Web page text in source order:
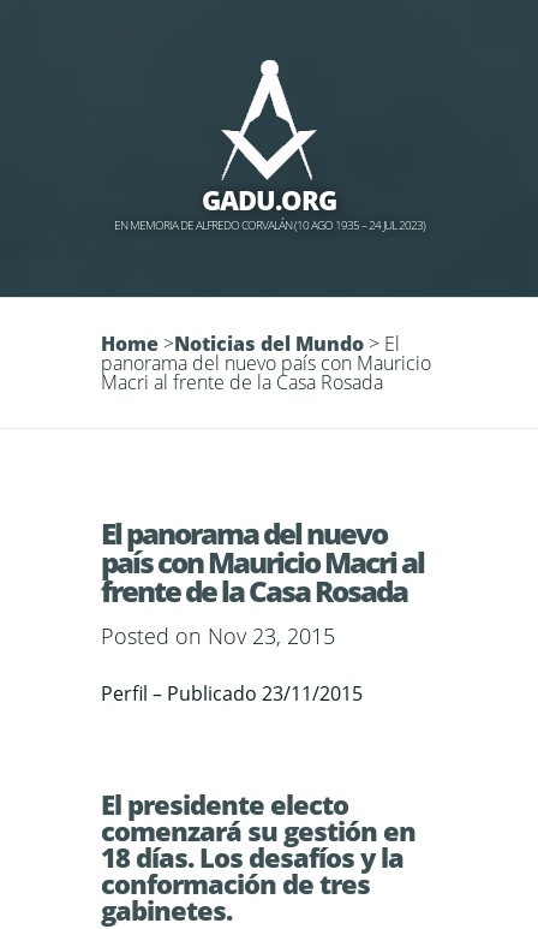
GADU.ORG
EN MEMORIA DE ALFREDO CORVALÁN (10 AGO 1935 – 24 JUL 2023)
Home >Noticias del Mundo > El
panorama del nuevo país con Mauricio
Macri al frente de la Casa Rosada
El panorama del nuevo
país con Mauricio Macri al
frente de la Casa Rosada
Posted on Nov 23, 2015
Perfil – Publicado 23/11/2015
El presidente electo
comenzará su gestión en
18 días. Los desafíos y la
conformación de tres
gabinetes.